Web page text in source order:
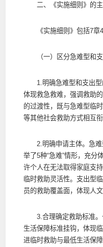
二、《实施细则》的主
《实施细则》包括7章
（一）区分急难型和支
1.明确急难型和支出型
体现救急救难，强调救助
的过渡性，既与急难型临
等其他社会救助方式相互衔
2.明确申请主体。急难
举了5种“急难”情形，充分
许个人在无法取得家庭支
临时救助灵活性。支出型
员的救助覆盖面，体现人文
3.合理确定救助标准。
生活保障标准挂钩，体现
进临时救助与最低生活保